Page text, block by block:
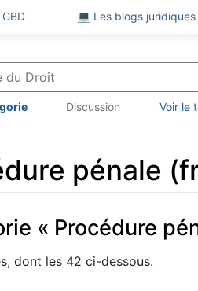
💻 Les blogs juridiques
Discussion Voir le
pénale
« Procédure
dont les 42 ci-dessous.